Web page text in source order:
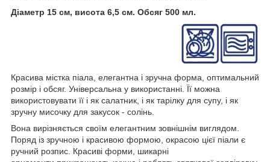
Діаметр 15 см, висота 6,5 см. Обсяг 500 мл.
Красива містка піала, елегантна і зручна форма, оптимальний
розмір і обсяг. Універсальна у використанні. Її можна
використовувати її і як салатник, і як тарілку для супу, і як
зручну мисочку для закусок - солінь.
Вона вирізняється своїм елегантним зовнішнім виглядом.
Поряд із зручною і красивою формою, окрасою цієї піали є
ручний розпис. Красиві форми, шикарні